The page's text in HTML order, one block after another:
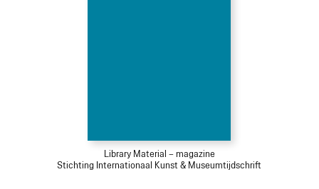
Library Material – magazine
Stichting Internationaal Kunst & Museumtijdschrift